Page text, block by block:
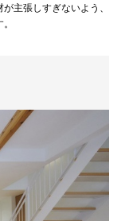
主張しすぎないよう、